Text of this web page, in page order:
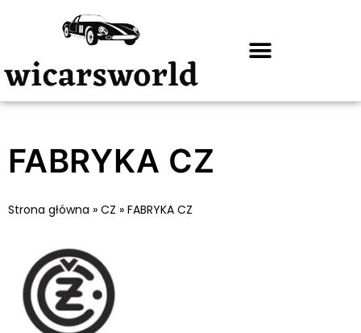
FABRYKA CZ
Strona główna » CZ » FABRYKA CZ